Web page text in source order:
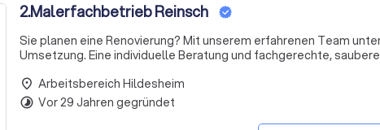
2.Malerfachbetrieb Reinsch
Sie planen eine Renovierung? Mit unserem erfahrenen Team
Umsetzung. Eine individuelle Beratung und fachgerechte,
place Arbeitsbereich Hildesheim
timelapse Vor 29 Jahren gegründet